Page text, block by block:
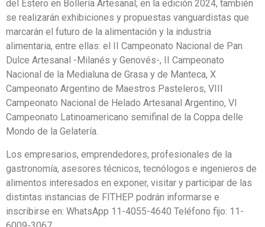
del Estero en Bollería Artesanal; en la edición 2024, también
se realizarán exhibiciones y propuestas vanguardistas que
marcarán el futuro de la alimentación y la industria
alimentaria, entre ellas: el II Campeonato Nacional de Pan
Dulce Artesanal -Milanés y Genovés-, II Campeonato
Nacional de la Medialuna de Grasa y de Manteca, X
Campeonato Argentino de Maestros Pasteleros, VIII
Campeonato Nacional de Helado Artesanal Argentino, VI
Campeonato Latinoamericano semifinal de la Coppa delle
Mondo de la Gelatería.
Los empresarios, emprendedores, profesionales de la
gastronomía, asesores técnicos, tecnólogos e ingenieros de
alimentos interesados en exponer, visitar y participar de las
distintas instancias de FITHEP podrán informarse e
inscribirse en: WhatsApp 11-4055-4640 Teléfono fijo: 11-